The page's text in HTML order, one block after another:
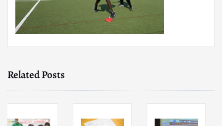
Related Posts